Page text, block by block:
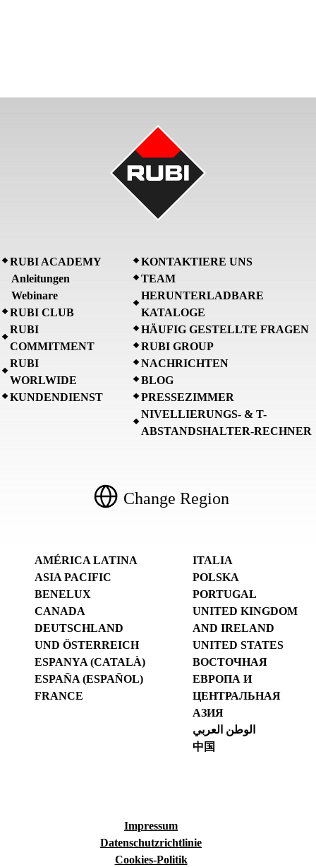
RUBI ACADEMY
Anleitungen
Webinare
RUBI CLUB
RUBI
COMMITMENT
RUBI
WORLWIDE
KUNDENDIENST
KONTAKTIERE UNS
TEAM
HERUNTERLADBARE
KATALOGE
HÄUFIG GESTELLTE FRAGEN
RUBI GROUP
NACHRICHTEN
BLOG
PRESSEZIMMER
NIVELLIERUNGS- & T-
ABSTANDSHALTER-RECHNER
Change Region
AMÉRICA LATINA
ASIA PACIFIC
BENELUX
CANADA
DEUTSCHLAND
UND ÖSTERREICH
ESPANYA (CATALÀ)
ESPAÑA (ESPAÑOL)
FRANCE
ITALIA
POLSKA
PORTUGAL
UNITED KINGDOM
AND IRELAND
UNITED STATES
ВОСТОЧНАЯ
ЕВРОПА И
ЦЕНТРАЛЬНАЯ
АЗИЯ
الوطن العربي
中国
Impressum
Datenschutzrichtlinie
Cookies-Politik